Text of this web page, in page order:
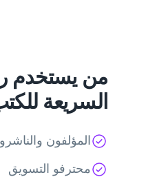
من يستخدم
السريعة
المؤلفون
محترفو التسويق